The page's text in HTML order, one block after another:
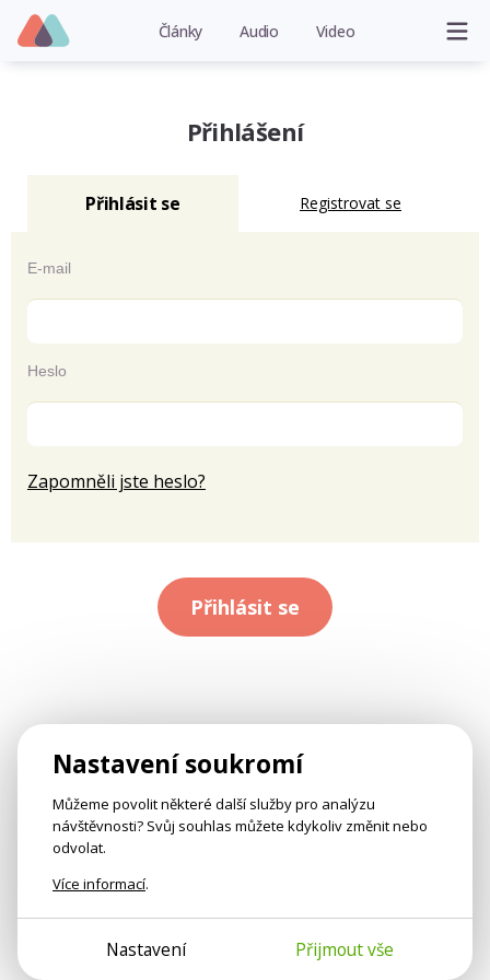
Články Audio Video
Přihlášení
Přihlásit se Registrovat se
E-mail
Heslo
Zapomněli jste heslo?
Přihlásit se
Nastavení soukromí
Můžeme povolit některé další služby pro analýzu
návštěvnosti? Svůj souhlas můžete kdykoliv změnit nebo
odvolat.
Více informací.
Nastavení Přijmout vše